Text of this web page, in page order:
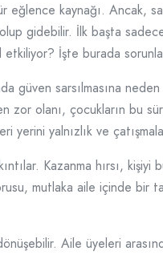
kaynağı. Ancak,
gidebilir. İlk başta
etkiliyor? İşte burada
güven sarsılmasına
zor olanı, çocukların bu
yerini yalnızlık ve
Kazanma hırsı,
mutlaka aile içinde bir
Aile üyeleri